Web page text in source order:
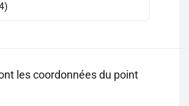
les coordonnées du point